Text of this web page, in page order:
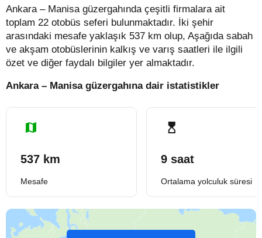
Ankara – Manisa güzergahında çeşitli firmalara ait
toplam 22 otobüs seferi bulunmaktadır. İki şehir
arasındaki mesafe yaklaşık 537 km olup, Aşağıda sabah
ve akşam otobüslerinin kalkış ve varış saatleri ile ilgili
özet ve diğer faydalı bilgiler yer almaktadır.
Ankara – Manisa güzergahına dair istatistikler
537 km
Mesafe
9 saat
Ortalama yolculuk süresi